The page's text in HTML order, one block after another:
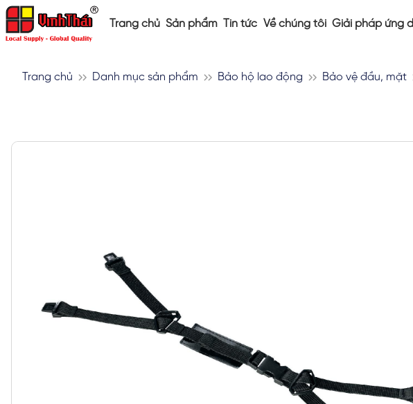
Trang chủ Sản phẩm Tin tức Về chúng tôi Giải pháp ứng
Trang chủ Danh mục sản phẩm Bảo hộ lao động Bảo vệ đầu, mặt